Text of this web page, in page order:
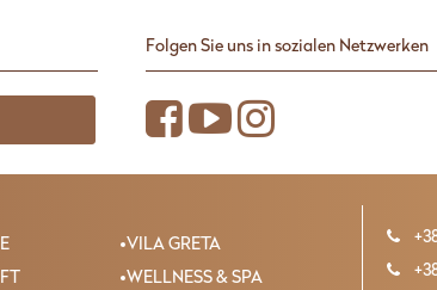
Folgen Sie uns in sozialen Netzwerken
VILA GRETA
WELLNESS & SPA